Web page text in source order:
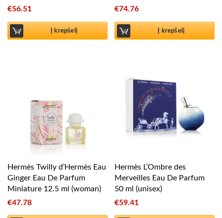
€56.51
Į krepšelį
€74.76
Į krepšelį
Hermès Twilly d’Hermès Eau
Ginger Eau De Parfum
Miniature 12.5 ml (woman)
€47.78
Hermès L’Ombre des
Merveilles Eau De Parfum
50 ml (unisex)
€59.41